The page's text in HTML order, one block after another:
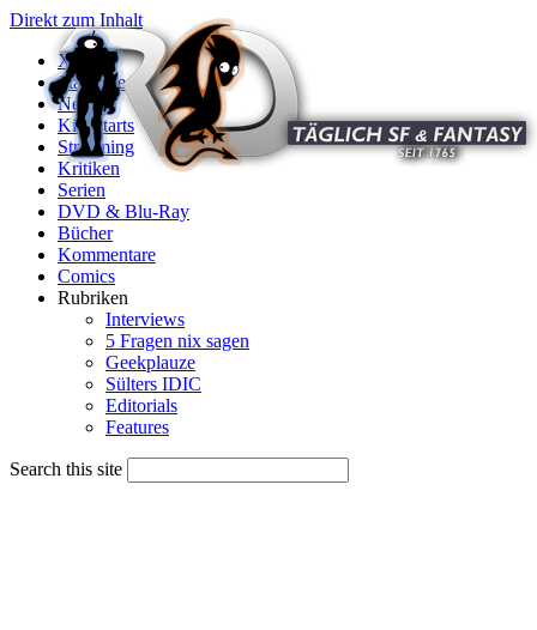
Direkt zum Inhalt
X
Startseite
News
Kinostarts
Streaming
Kritiken
Serien
DVD & Blu-Ray
Bücher
Kommentare
Comics
Rubriken
Interviews
5 Fragen nix sagen
Geekplauze
Sülters IDIC
Editorials
Features
Search this site